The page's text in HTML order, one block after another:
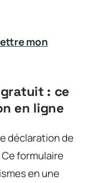
mon
: ce
en ligne
déclaration de
formulaire
en une